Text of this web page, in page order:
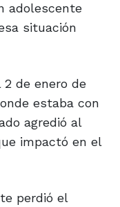
adolescente
situación
de enero de
estaba con
agredió al
impactó en el
perdió el